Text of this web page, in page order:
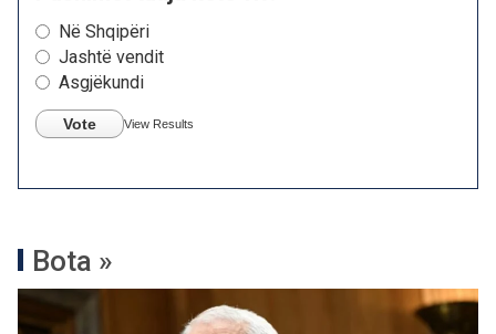
Në Shqipëri
Jashtë vendit
Asgjëkundi
Vote View Results
Bota »